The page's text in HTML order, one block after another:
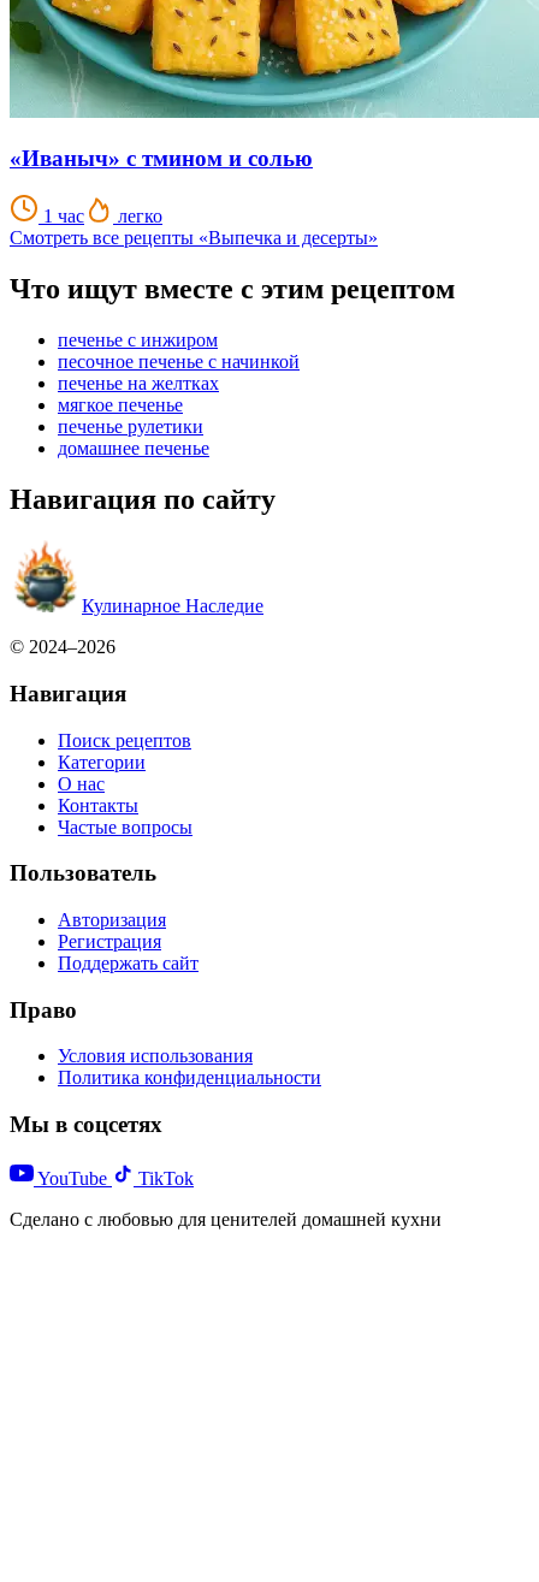
«Иваныч» с тмином и солью
1 час
легко
Смотреть все рецепты «Выпечка и десерты»
Что ищут вместе с этим рецептом
печенье с инжиром
песочное печенье с начинкой
печенье на желтках
мягкое печенье
печенье рулетики
домашнее печенье
Навигация по сайту
Кулинарное Наследие
© 2024–2026
Навигация
Поиск рецептов
Категории
О нас
Контакты
Частые вопросы
Пользователь
Авторизация
Регистрация
Поддержать сайт
Право
Условия использования
Политика конфиденциальности
Мы в соцсетях
YouTube
TikTok
Сделано с любовью для ценителей домашней кухни